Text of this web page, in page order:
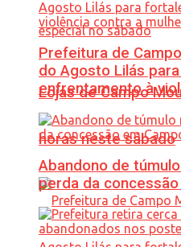
Lojas de Campo
horas neste sábado
Prefeitura de
do Agosto Lilás
enfrentamento à
Abandono de
perda da